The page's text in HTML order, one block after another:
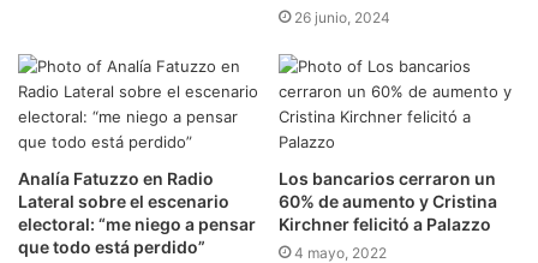
26 junio, 2024
Analía Fatuzzo en Radio
Lateral sobre el escenario
electoral: “me niego a pensar
que todo está perdido”
Los bancarios cerraron un
60% de aumento y Cristina
Kirchner felicitó a Palazzo
4 mayo, 2022